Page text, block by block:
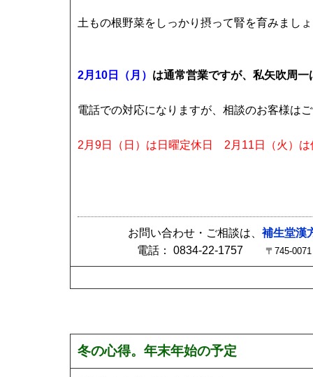
土もの根野菜をしっかり摂って腎を育みまし
2月10日（月） は通常営業ですが、私矢吹周
電話での対応になりますが、相談のお客様は
2月9日（日）は日曜定休日 2月11日（火）は
お問い合わせ・ご相談は、 補生堂漢
電話： 0834-22-1757 〒745-
冬の心得。年末年始の予定